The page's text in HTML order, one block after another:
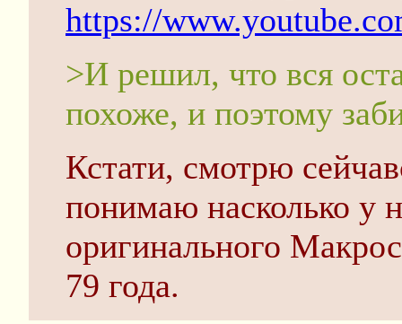
https://
>И решил, что вся
похоже, и поэтому
Кстати, смотрю
понимаю насколько у
оригинального
79 года.